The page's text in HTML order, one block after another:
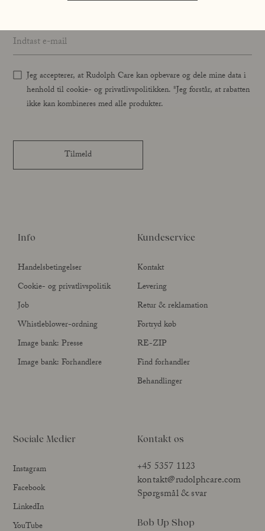
Email address*
Jeg accepterer, at Rudolph Care kan opbevare og dele mine data i
henhold til cookie- og privatlivspolitikken. *Jeg forstår, at rabatten
ikke kan kombineres med alle produkter.
Tilmeld
Info
Handelsbetingelser
Cookie- og privatlivspolitik
Job
Whistleblower-ordning
Image bank: Presse
Image bank: Forhandlere
Kundeservice
Kontakt
Levering
Retur & reklamation
Fortryd køb
RE-ZIP
Find forhandler
Behandlinger
Sociale Medier
Instagram
Facebook
LinkedIn
YouTube
Kontakt os
+45 5357 1123
kontakt@rudolphcare.com
Spørgsmål & svar
Bob Up Shop